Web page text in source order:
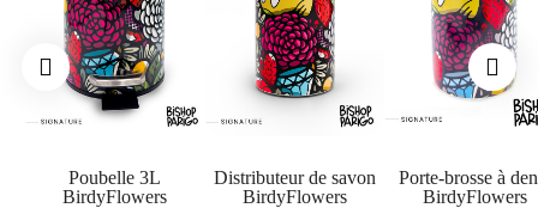
Poubelle 3L
BirdyFlowers
Distributeur de savon
BirdyFlowers
Porte-brosse à
BirdyFlowers